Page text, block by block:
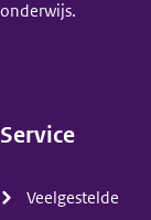
onderwijs.
Service
Veelgestelde